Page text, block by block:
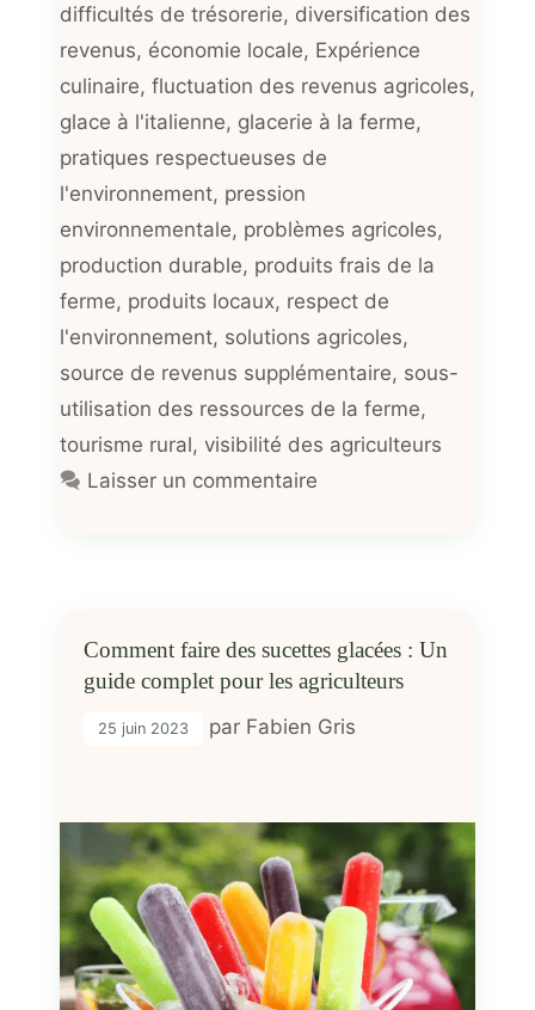
difficultés de trésorerie, diversification des
revenus, économie locale, Expérience
culinaire, fluctuation des revenus agricoles,
glace à l'italienne, glacerie à la ferme,
pratiques respectueuses de
l'environnement, pression
environnementale, problèmes agricoles,
production durable, produits frais de la
ferme, produits locaux, respect de
l'environnement, solutions agricoles,
source de revenus supplémentaire, sous-
utilisation des ressources de la ferme,
tourisme rural, visibilité des agriculteurs
Laisser un commentaire
Comment faire des sucettes glacées : Un
guide complet pour les agriculteurs
25 juin 2023 par Fabien Gris